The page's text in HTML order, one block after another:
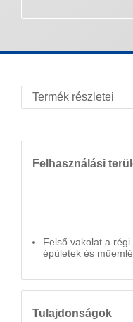
Felhasználási
Felső vakolat a
épületek és
Tulajdonságok